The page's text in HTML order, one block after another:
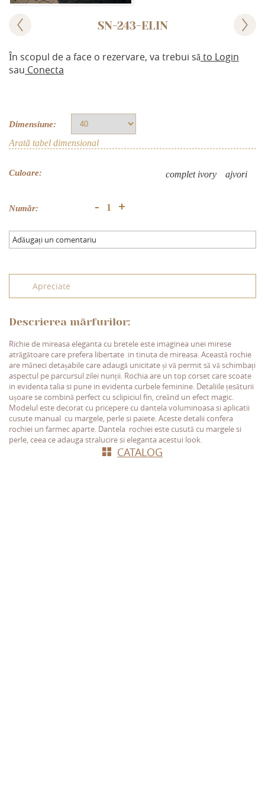
SN-243-ELIN
În scopul de a face o rezervare, va trebui săto Login
sau Conecta
Dimensiune:
Arată tabel dimensional
Culoare: аjvori
complet ivory
Număr: - +
Adăugați un comentariu
Apreciate
Descrierea mărfurilor:
Richie de mireasa eleganta cu bretele este imaginea unei mirese
atrăgătoare care prefera libertate in tinuta de mireasa. Această rochie
are mâneci detașabile care adaugă unicitate și vă permit să vă schimbați
aspectul pe parcursul zilei nunții. Rochia are un top corset care scoate
in evidenta talia si pune in evidenta curbele feminine. Detaliile țesăturii
ușoare se combină perfect cu sclipiciul fin, creând un efect magic.
Modelul este decorat cu pricepere cu dantela voluminoasa si aplicatii
cusute manual cu margele, perle si paiete. Aceste detalii confera
rochiei un farmec aparte. Dantela rochiei este cusută cu margele si
perle, ceea ce adauga stralucire si eleganta acestui look.
СATALOG